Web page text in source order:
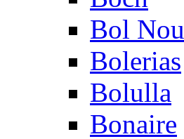
Bol Nou
Bolerias
Bolulla
Bonaire